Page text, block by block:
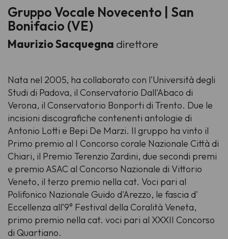
Gruppo Vocale Novecento | San
Bonifacio (VE)
Maurizio Sacquegna direttore
Nata nel 2005, ha collaborato con l'Università degli
Studi di Padova, il Conservatorio Dall'Abaco di
Verona, il Conservatorio Bonporti di Trento. Due le
incisioni discografiche contenenti antologie di
Antonio Lotti e Bepi De Marzi. Il gruppo ha vinto il
Primo premio al I Concorso corale Nazionale Città di
Chiari, il Premio Terenzio Zardini, due secondi premi
e premio ASAC al Concorso Nazionale di Vittorio
Veneto, il terzo premio nella cat. Voci pari al
Polifonico Nazionale Guido d'Arezzo, le fascia d'
Eccellenza all’9° Festival della Coralità Veneta,
primo premio nella cat. voci pari al XXXII Concorso
di Quartiano.